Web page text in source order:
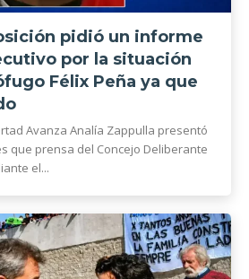
pidió un informe
por la situación
Félix Peña ya que
Avanza Analía Zappulla presentó
que prensa del Concejo Deliberante
el...